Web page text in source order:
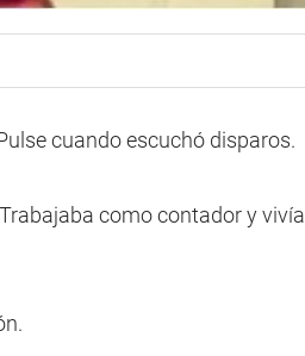
cuando escuchó disparos.
como contador y vivía